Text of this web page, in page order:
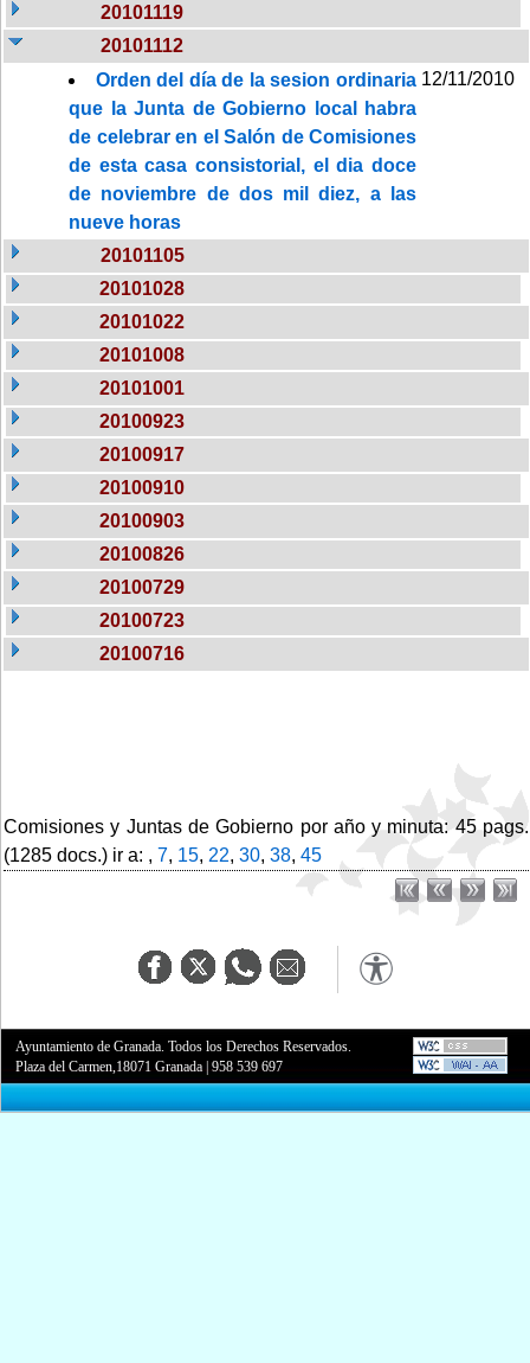
20101119
20101112
Orden del día de la sesion ordinaria
que la Junta de Gobierno local habra
de celebrar en el Salón de Comisiones
de esta casa consistorial, el dia doce
de noviembre de dos mil diez, a las
nueve horas
12/11/2010
20101105
20101028
20101022
20101008
20101001
20100923
20100917
20100910
20100903
20100826
20100729
20100723
20100716
Comisiones y Juntas de Gobierno por año y minuta: 45 pags.
(1285 docs.) ir a: , 7, 15, 22, 30, 38, 45
Ayuntamiento de Granada. Todos los Derechos Reservados.
Plaza del Carmen,18071 Granada |958 539 697